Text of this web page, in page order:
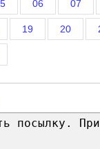
06 07
19 20
посылку.